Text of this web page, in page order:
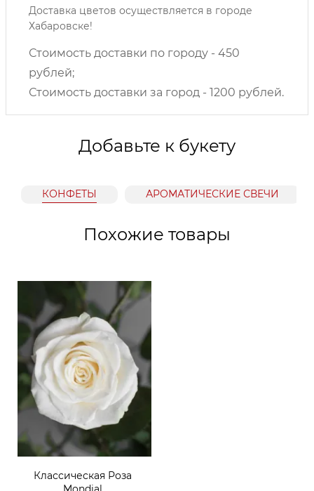
Доставка цветов осуществляется в городе
Хабаровске!
Стоимость доставки по городу - 450
рублей;
Стоимость доставки за город - 1200 рублей.
Добавьте к букету
КОНФЕТЫ АРОМАТИЧЕСКИЕ СВЕЧИ
Похожие товары
Классическая Роза